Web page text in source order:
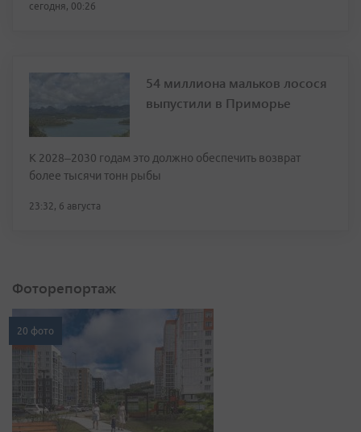
сегодня, 00:26
54 миллиона мальков лосося
выпустили в Приморье
К 2028–2030 годам это должно обеспечить возврат
более тысячи тонн рыбы
23:32, 6 августа
Фоторепортаж
20 фото